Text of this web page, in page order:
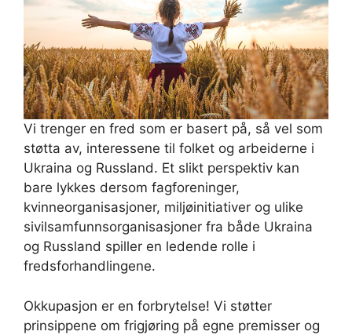
Vi trenger en fred som er basert på, så vel som
støtta av, interessene til folket og arbeiderne i
Ukraina og Russland. Et slikt perspektiv kan
bare lykkes dersom fagforeninger,
kvinneorganisasjoner, miljøinitiativer og ulike
sivilsamfunnsorganisasjoner fra både Ukraina
og Russland spiller en ledende rolle i
fredsforhandlingene.
Okkupasjon er en forbrytelse! Vi støtter
prinsippene om frigjøring på egne premisser og